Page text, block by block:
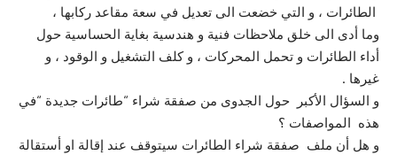
الطائرات ، و التي خضعت الى تعديل في سعة مقاعد ركابها ،
وما أدى الى خلق ملاحظات فنية و هندسية بغاية الحساسية حول
أداء الطائرات و تحمل المحركات ، و كلف التشغيل و الوقود ، و
غيرها .
و السؤال الأكبر حول الجدوى من صفقة شراء “طائرات جديدة “في
هذه المواصفات ؟
و هل أن ملف صفقة شراء الطائرات سيتوقف عند إقالة او أستقالة